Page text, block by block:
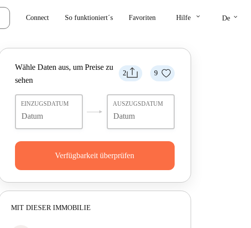
Connect So funktioniert´s Favoriten Hilfe keyboard_arrow_down De keyboard_arrow_down
2 9
Wähle Daten aus, um Preise zu
sehen
EINZUGSDATUM AUSZUGSDATUM
Verfügbarkeit überprüfen
MIT DIESER IMMOBILIE